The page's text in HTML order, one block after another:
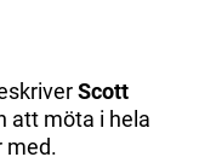
Scott
att möta i hela
med.